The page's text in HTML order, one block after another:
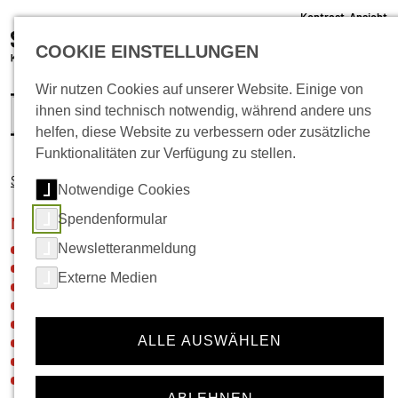
Kontrast-Ansicht
info@schlachthof-kassel.de
Startseite Musik
Navigation für die Rubrik:
Musik
Neuigkeiten
Veranstaltungskalender
Ticket-Shop
Hausregeln
COOKIE EINSTELLUNGEN
Wir nutzen Cookies auf unserer Website. Einige von
ihnen sind technisch notwendig, während andere uns
helfen, diese Website zu verbessern oder zusätzliche
Funktionalitäten zur Verfügung zu stellen.
Notwendige Cookies
Spendenformular
Newsletteranmeldung
Externe Medien
ALLE AUSWÄHLEN